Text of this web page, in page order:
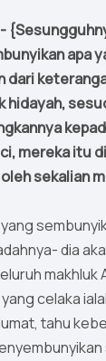
apa
dari
hidayah,
mereka itu
sekalian
dia
makhluk
celaka
tahu